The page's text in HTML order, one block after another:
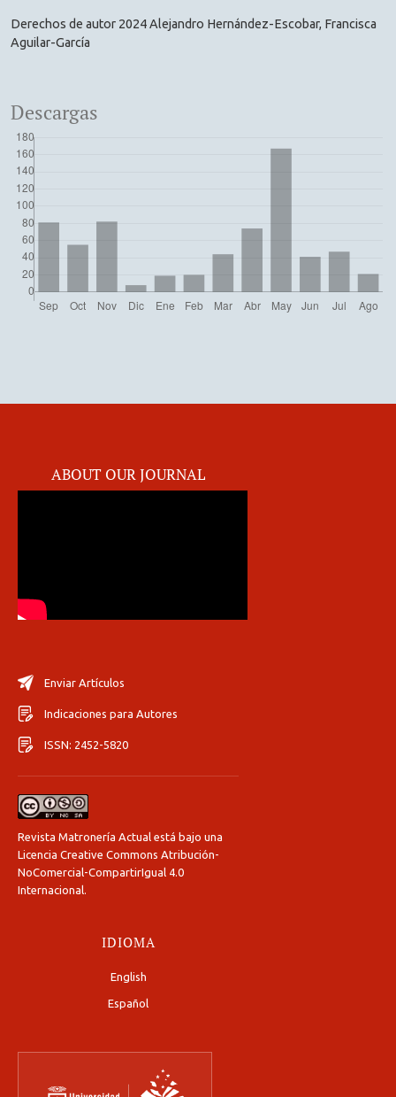
Derechos de autor 2024 Alejandro Hernández-Escobar, Francisca
Aguilar-García
Descargas
ABOUT OUR JOURNAL
Enviar Artículos
Indicaciones para Autores
ISSN: 2452-5820
Revista Matronería Actual está bajo una
Licencia Creative Commons Atribución-
NoComercial-CompartirIgual 4.0
Internacional.
IDIOMA
English
Español